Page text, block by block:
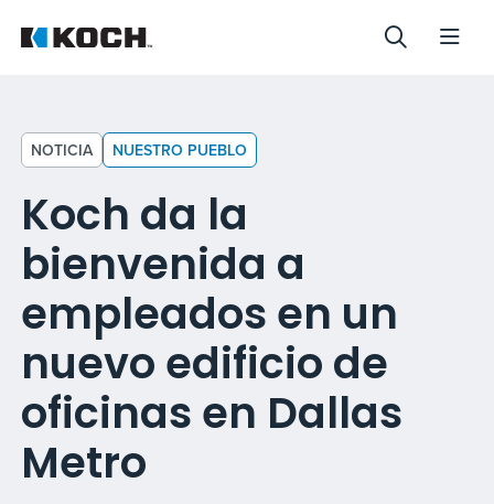
NOTICIA NUESTRO PUEBLO
Koch da la
bienvenida a
empleados en un
nuevo edificio de
oficinas en Dallas
Metro